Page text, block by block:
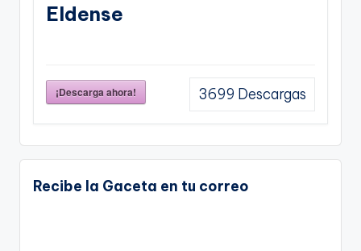
Eldense
¡Descarga ahora! 3699 Descargas
Recibe la Gaceta en tu correo